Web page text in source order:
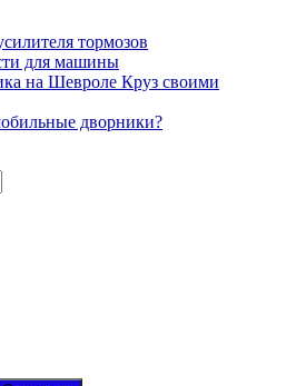
тормозов
для машины
на Шевроле Круз своими
дворники?